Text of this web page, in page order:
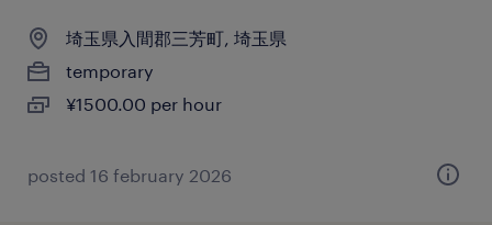
埼玉県入間郡三芳町, 埼玉県
temporary
¥1500.00 per hour
posted 16 february 2026